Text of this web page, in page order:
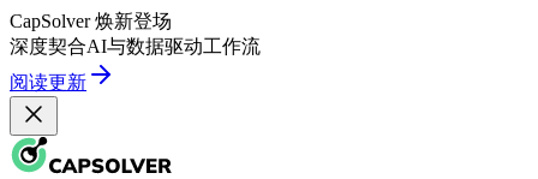
CapSolver 焕新登场
深度契合AI与数据驱动工作流
阅读更新